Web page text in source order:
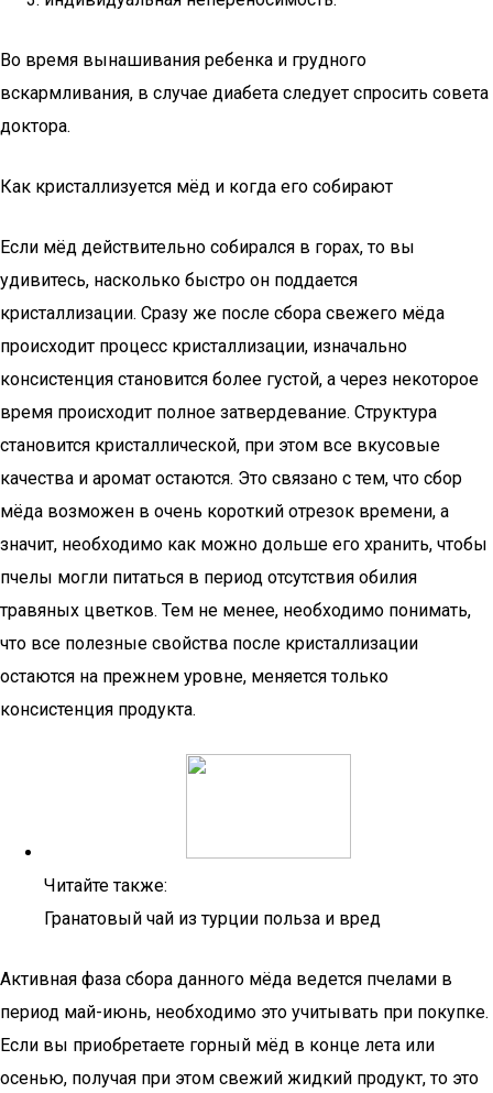
Во время вынашивания ребенка и грудного
вскармливания, в случае диабета следует спросить совета
доктора.
Как кристаллизуется мёд и когда его собирают
Если мёд действительно собирался в горах, то вы
удивитесь, насколько быстро он поддается
кристаллизации. Сразу же после сбора свежего мёда
происходит процесс кристаллизации, изначально
консистенция становится более густой, а через некоторое
время происходит полное затвердевание. Структура
становится кристаллической, при этом все вкусовые
качества и аромат остаются. Это связано с тем, что сбор
мёда возможен в очень короткий отрезок времени, а
значит, необходимо как можно дольше его хранить, чтобы
пчелы могли питаться в период отсутствия обилия
травяных цветков. Тем не менее, необходимо понимать,
что все полезные свойства после кристаллизации
остаются на прежнем уровне, меняется только
консистенция продукта.
Читайте также:
Гранатовый чай из турции польза и вред
Активная фаза сбора данного мёда ведется пчелами в
период май-июнь, необходимо это учитывать при покупке.
Если вы приобретаете горный мёд в конце лета или
осенью, получая при этом свежий жидкий продукт, то это